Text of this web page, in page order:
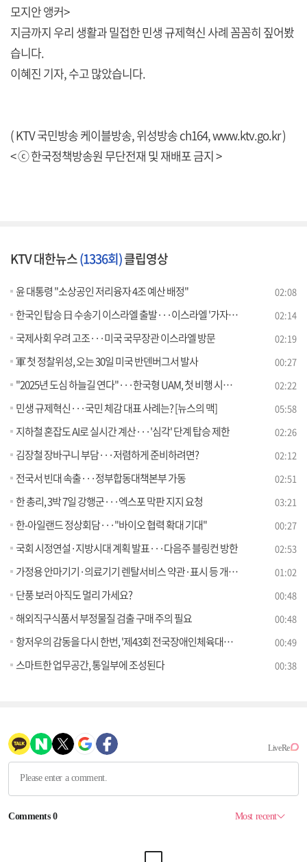
모지안 앵커>
지금까지 우리 생활과 밀접한 민생 규제혁신 사례 꼼꼼히 짚어봤
습니다.
이혜진 기자, 수고 많았습니다.
( KTV 국민방송 케이블방송, 위성방송 ch164,www.ktv.go.kr)
< ⓒ 한국정책방송원 무단전재 및 재배포 금지 >
KTV 대한뉴스(1336회)클립영상
윤 대통령 "소상공인 저리융자 4조 예산 배정" 02:08
한국인 탑승 日 수송기 이스라엘 출발···이스라엘 '가자시티 포위' 02:14
국제사회 우려 고조···미국 국무장관 이스라엘 방문 02:19
軍 첫 정찰위성, 오는 30일 미국 반덴버그서 발사 00:27
"2025년 도심 하늘길 연다"···한국형 UAM, 첫 비행 시연 [정책현장+] 02:22
민생 규제혁신···국민 체감 대표 사례는? [뉴스의 맥] 05:58
지하철 혼잡도 AI로 실시간 계산···'심각' 단계 탑승 제한 02:26
김장철 장바구니 부담···저렴하게 준비하려면? 02:12
전국서 빈대 속출···정부합동대책본부 가동 02:51
한 총리, 3박 7일 강행군···엑스포 막판 지지 요청 03:21
한-아일랜드 정상회담···"바이오 협력 확대 기대" 00:27
국회 시정연설·지방시대 계획 발표···다음주 블링컨 방한 02:53
가정용 안마기기·의료기기 렌탈서비스 약관·표시 등 개선 필요 01:02
단풍 보러 아직도 멀리 가세요? 00:48
해외직구식품서 부정물질 검출 구매 주의 필요 00:48
항저우의 감동을 다시 한번, '제43회 전국장애인체육대회' 개최 00:49
스마트한 업무공간, 통일부에 조성된다 00:38